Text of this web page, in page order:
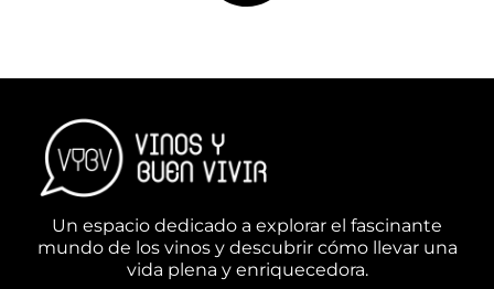
Un espacio dedicado a explorar el fascinante
mundo de los vinos y descubrir cómo llevar una
vida plena y enriquecedora.